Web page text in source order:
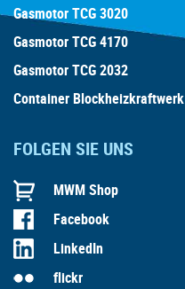
Gasmotor TCG 3020
Gasmotor TCG 4170
Gasmotor TCG 2032
Container Blockheizkraftwerk
FOLGEN SIE UNS
MWM Shop
Facebook
LinkedIn
flickr